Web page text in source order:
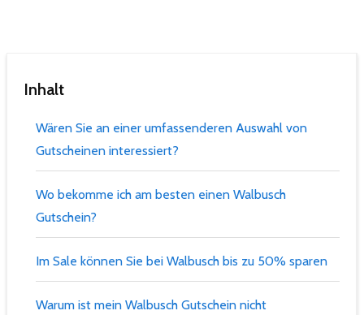
Inhalt
Wären Sie an einer umfassenderen Auswahl von
Gutscheinen interessiert?
Wo bekomme ich am besten einen Walbusch
Gutschein?
Im Sale können Sie bei Walbusch bis zu 50% sparen
Warum ist mein Walbusch Gutschein nicht